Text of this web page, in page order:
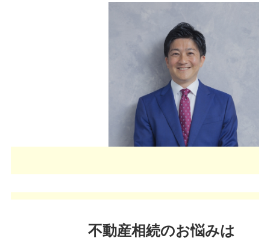
不動産相続のお悩みは